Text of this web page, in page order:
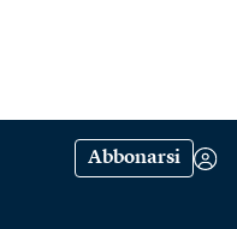
Abbonarsi